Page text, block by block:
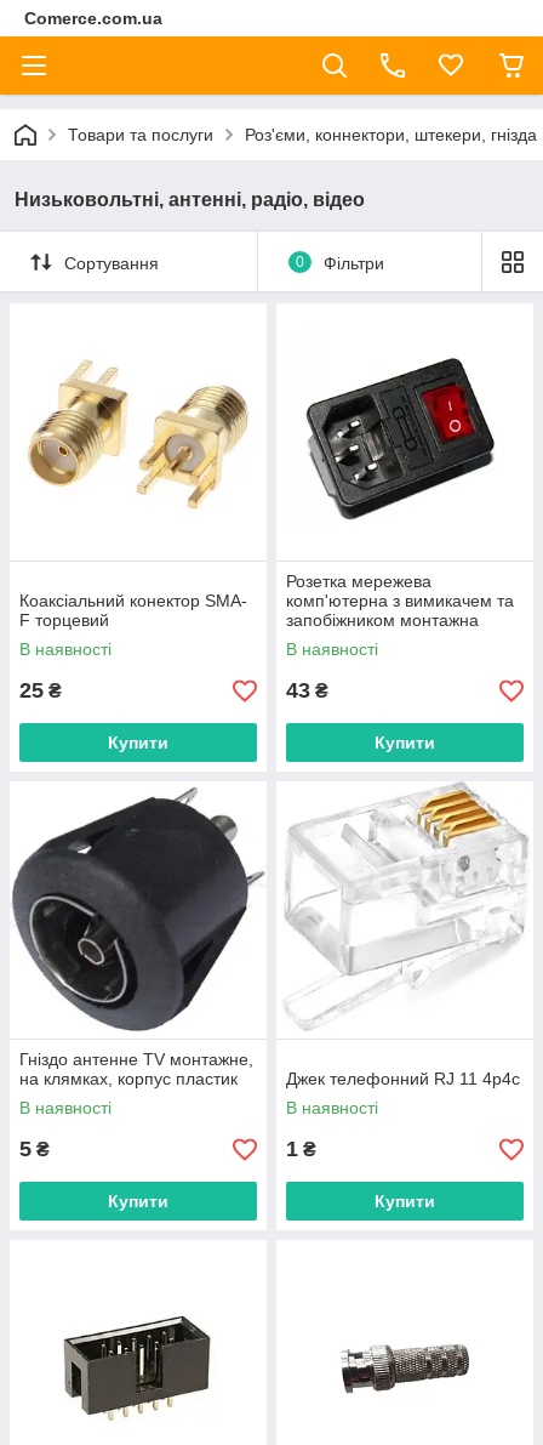
Comerce.com.ua
Товари та послуги Роз'єми, коннектори, штекери, гнізда
Низьковольтні, антенні, радіо, відео
Сортування 0 Фільтри
Коаксіальний конектор SMA-
F торцевий
В наявності
25 ₴
Купити
Розетка мережева
комп'ютерна з вимикачем та
запобіжником монтажна
KLS1-AS-303
В наявності
43 ₴
Купити
Гніздо антенне TV монтажне,
на клямках, корпус пластик
В наявності
5 ₴
Купити
Джек телефонний RJ 11 4p4c
В наявності
1 ₴
Купити